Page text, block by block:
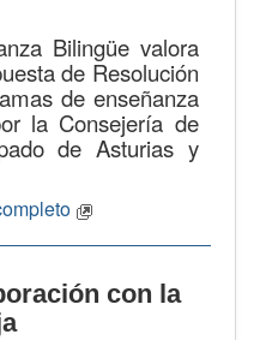
Bilingüe valora
de Resolución
de enseñanza
la Consejería de
de Asturias y
con la